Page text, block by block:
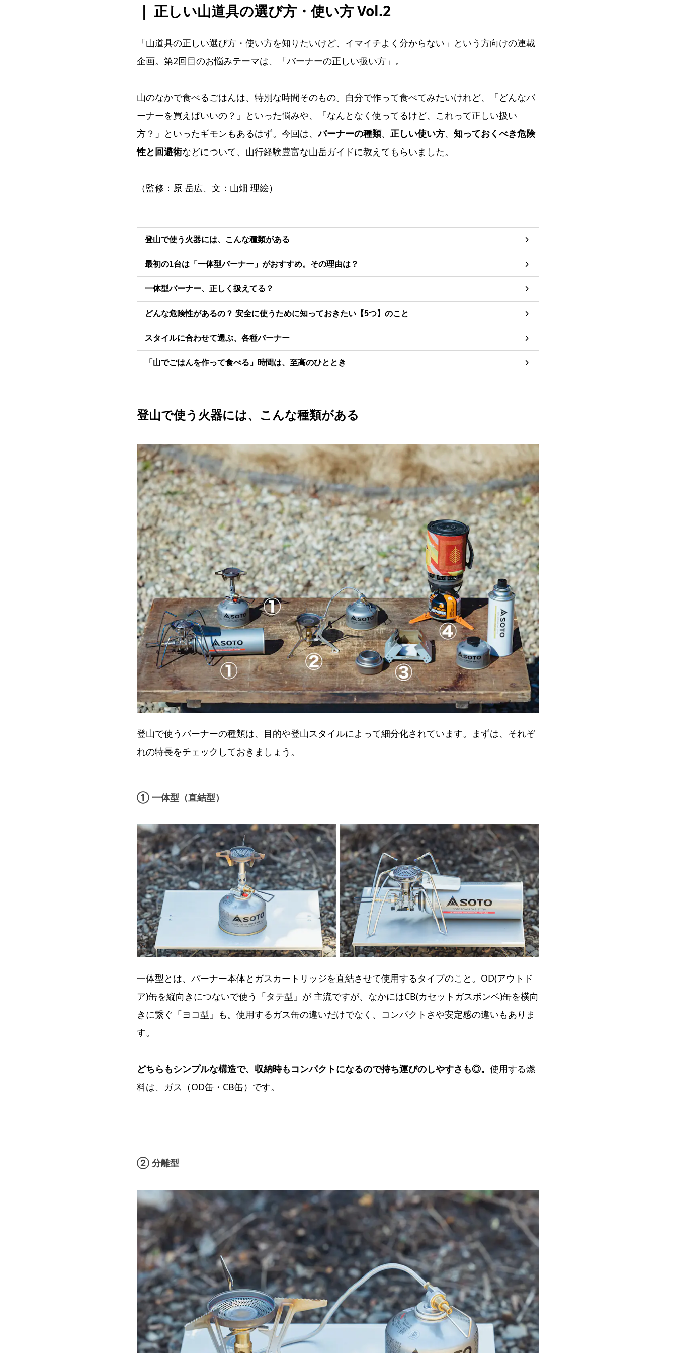
｜ 正しい山道具の選び方・使い方 Vol.2
「山道具の正しい選び方・使い方を知りたいけど、イマイチよく分からない」という方向けの連載
企画。第2回目のお悩みテーマは、「バーナーの正しい扱い方」。
山のなかで食べるごはんは、特別な時間そのもの。自分で作って食べてみたいけれど、「どんなバ
ーナーを買えばいいの？」といった悩みや、「なんとなく使ってるけど、これって正しい扱い
方？」といったギモンもあるはず。今回は、バーナーの種類、 正しい使い方、 知っておくべき危険
性と回避術などについて、山行経験豊富な山岳ガイドに教えてもらいました。
（監修：原 岳広、文：山畑 理絵）
登山で使う火器には、こんな種類がある
最初の1台は「一体型バーナー」がおすすめ。その理由は？
一体型バーナー、正しく扱えてる？
どんな危険性があるの？ 安全に使うために知っておきたい【5つ】のこと
スタイルに合わせて選ぶ、各種バーナー
「山でごはんを作って食べる」時間は、至高のひととき
登山で使う火器には、こんな種類がある
登山で使うバーナーの種類は、目的や登山スタイルによって細分化されています。まずは、それぞ
れの特長をチェックしておきましょう。
① 一体型（直結型）
一体型とは、バーナー本体とガスカートリッジを直結させて使用するタイプのこと。OD(アウトド
ア)缶を縦向きにつないで使う「タテ型」が 主流ですが、なかにはCB(カセットガスボンベ)缶を横向
きに繋ぐ「ヨコ型」も。使用するガス缶の違いだけでなく、コンパクトさや安定感の違いもありま
す。
どちらもシンプルな構造で、収納時もコンパクトになるので持ち運びのしやすさも◎。 使用する燃
料は、ガス（OD缶・CB缶）です。
② 分離型